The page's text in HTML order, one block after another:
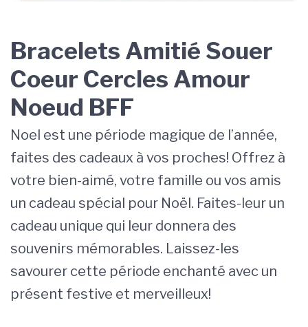
Bracelets Amitié Souer
Coeur Cercles Amour
Noeud BFF
Noel est une période magique de l’année,
faites des cadeaux à vos proches! Offrez à
votre bien-aimé, votre famille ou vos amis
un cadeau spécial pour Noël. Faites-leur un
cadeau unique qui leur donnera des
souvenirs mémorables. Laissez-les
savourer cette période enchanté avec un
présent festive et merveilleux!